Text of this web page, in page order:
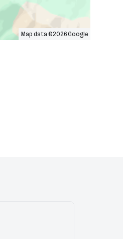
Map data ©2026 Google